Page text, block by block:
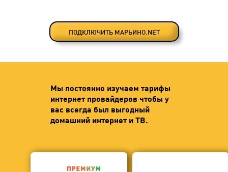
ПОДКЛЮЧИТЬ МАРЬИНО.NET
Мы постоянно изучаем тарифы
интернет провайдеров чтобы у
вас всегда был выгодный
домашний интернет и ТВ.